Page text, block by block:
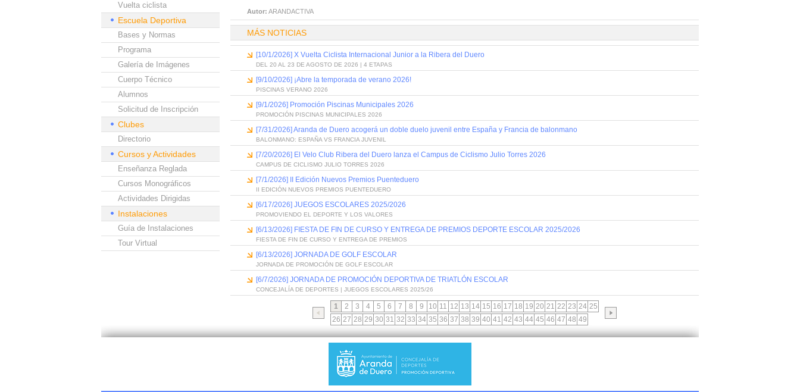
Vuelta ciclista
Escuela Deportiva
Bases y Normas
Programa
Galería de Imágenes
Cuerpo Técnico
Alumnos
Solicitud de Inscripción
Clubes
Directorio
Cursos y Actividades
Enseñanza Reglada
Cursos Monográficos
Actividades Dirigidas
Instalaciones
Guía de Instalaciones
Tour Virtual
Autor: ARANDACTIVA
MÁS NOTICIAS
[10/1/2026] X Vuelta Ciclista Internacional Junior a la Ribera del Duero
DEL 20 AL 23 DE AGOSTO DE 2026 | 4 ETAPAS
[9/10/2026] ¡Abre la temporada de verano 2026!
PISCINAS VERANO 2026
[9/1/2026] Promoción Piscinas Municipales 2026
PROMOCIÓN PISCINAS MUNICIPALES 2026
[7/31/2026] Aranda de Duero acogerá un doble duelo juvenil entre España y Francia de balonmano
BALONMANO: ESPAÑA VS FRANCIA JUVENIL
[7/20/2026] El Velo Club Ribera del Duero lanza el Campus de Ciclismo Julio Torres 2026
CAMPUS DE CICLISMO JULIO TORRES 2026
[7/1/2026] II Edición Nuevos Premios Puenteduero
II EDICIÓN NUEVOS PREMIOS PUENTEDUERO
[6/17/2026] JUEGOS ESCOLARES 2025/2026
PROMOVIENDO EL DEPORTE Y LOS VALORES
[6/13/2026] FIESTA DE FIN DE CURSO Y ENTREGA DE PREMIOS DEPORTE ESCOLAR 2025/2026
FIESTA DE FIN DE CURSO Y ENTREGA DE PREMIOS
[6/13/2026] JORNADA DE GOLF ESCOLAR
JORNADA DE PROMOCIÓN DE GOLF ESCOLAR
[6/7/2026] JORNADA DE PROMOCIÓN DEPORTIVA DE TRIATLÓN ESCOLAR
CONCEJALÍA DE DEPORTES | JUEGOS ESCOLARES 2025/26
1 2 3 4 5 6 7 8 9 10 11 12 13 14 15 16 17 18 19 20 21 22 23 24 25
26 27 28 29 30 31 32 33 34 35 36 37 38 39 40 41 42 43 44 45 46 47 48 49